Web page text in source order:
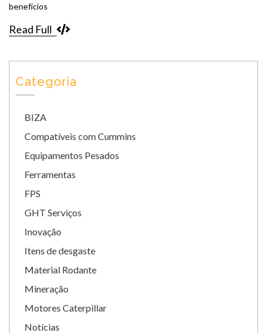
benefícios
Read Full
Categoria
BIZA
Compatíveis com Cummins
Equipamentos Pesados
Ferramentas
FPS
GHT Serviços
Inovação
Itens de desgaste
Material Rodante
Mineração
Motores Caterpillar
Notícias